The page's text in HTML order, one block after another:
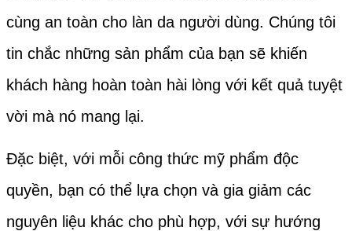
cùng an toàn cho làn da người dùng. Chúng tôi
tin chắc những sản phẩm của bạn sẽ khiến
khách hàng hoàn toàn hài lòng với kết quả tuyệt
vời mà nó mang lại.
Đặc biệt, với mỗi công thức mỹ phẩm độc
quyền, bạn có thể lựa chọn và gia giảm các
nguyên liệu khác cho phù hợp, với sự hướng